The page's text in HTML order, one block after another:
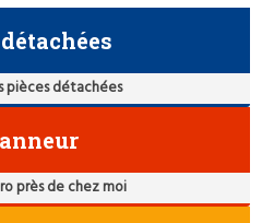
pièces détachées
près de chez moi